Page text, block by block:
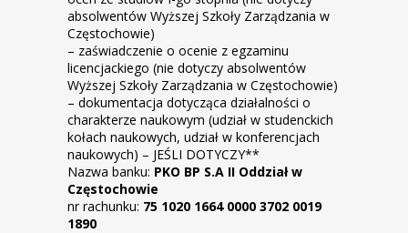
absolwentów Wyższej Szkoły Zarządzania w
Częstochowie)
– zaświadczenie o ocenie z egzaminu
licencjackiego (nie dotyczy absolwentów
Wyższej Szkoły Zarządzania w Częstochowie)
– dokumentacja dotycząca działalności o
charakterze naukowym (udział w studenckich
kołach naukowych, udział w konferencjach
naukowych) – JEŚLI DOTYCZY**
Nazwa banku: PKO BP S.A II Oddział w
Częstochowie
nr rachunku: 75 1020 1664 0000 3702 0019
1890